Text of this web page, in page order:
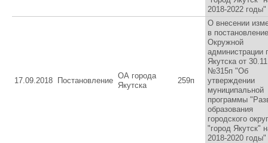
2018-2022 годы"
17.09.2018 Постановление
ОА города
Якутска
259п
О внесении
в постановление
Окружной
администрации
Якутска от
№315п "Об
утверждении
муниципальной
программы
образования
городского
"город Якутск"
2018-2020 годы"